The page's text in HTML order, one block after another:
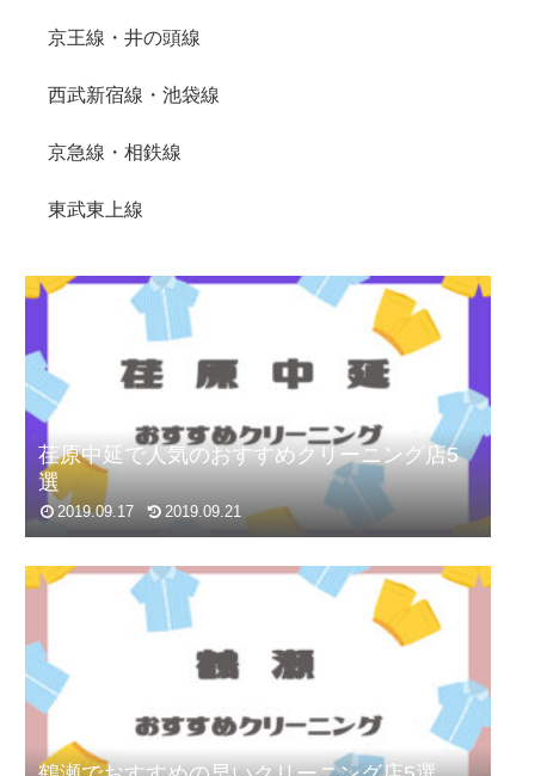
京王線・井の頭線
西武新宿線・池袋線
京急線・相鉄線
東武東上線
荏原中延で人気のおすすめクリーニング店5
選
2019.09.17 2019.09.21